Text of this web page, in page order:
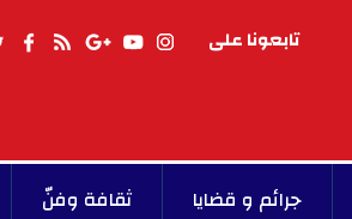
تابعونا على
جرائم و قضايا ثقافة وفنّ